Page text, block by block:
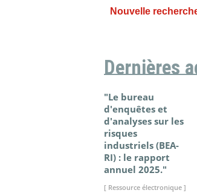
Nouvelle
Dernières
"Le bureau
d'enquêtes et
d'analyses sur les
risques
industriels (BEA-
RI) : le rapport
annuel 2025."
[ Ressource électronique ]